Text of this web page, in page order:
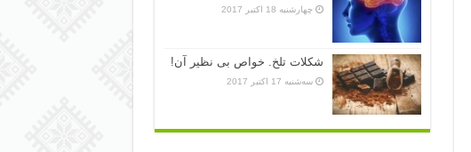
چهارشنبه 18 اکتبر 2017
شکلات تلخ. خواص بی نظیر آن!
سه‌شنبه 17 اکتبر 2017